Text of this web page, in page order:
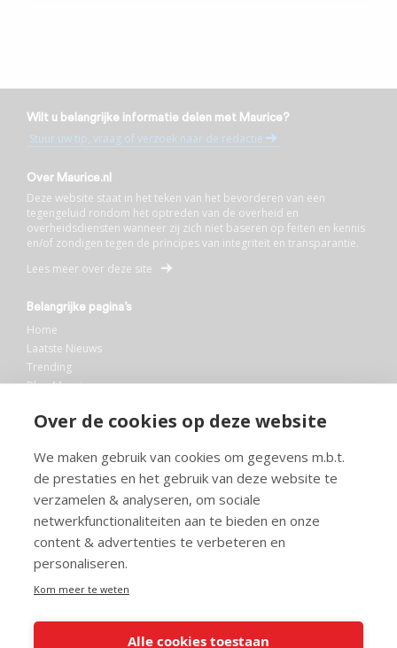
Over de cookies op deze website
We maken gebruik van cookies om gegevens m.b.t.
de prestaties en het gebruik van deze website te
verzamelen & analyseren, om sociale
netwerkfunctionaliteiten aan te bieden en onze
content & advertenties te verbeteren en
personaliseren.
Kom meer te weten
Alle cookies toestaan
Wilt u belangrijke informatie delen met Maurice?
Stuur uw tip, vraag of verzoek naar de redactie
Over Maurice.nl
Deze website staat in het teken van het bevorderen van een
tegengeluid rondom het optreden van de overheid en
overheidsdiensten wanneer zij zich niet baseren op feiten en kennis
en/of zondigen tegen de principes van integriteit en transparantie.
Lees meer over deze site
Belangrijke pagina’s
Home
Laatste Nieuws
Trending
Blog Maurice
Bibliotheek
Info en service
FAQ
Doneren
Privacy
Voorwaarden
Meedoen
© 2026 Maurice.nl - Alle rechten voorbehouden. Op alle artikelen rust